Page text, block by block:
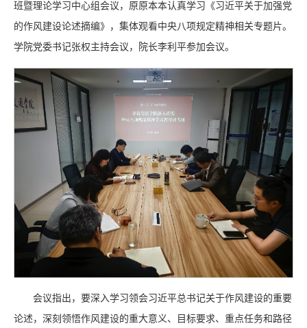
班暨理论学习中心组会议，原原本本认真学习《习近平关于加强党
的作风建设论述摘编》，集体观看中央八项规定精神相关专题片。
学院党委书记张权主持会议，院长李利平参加会议。
会议指出，要深入学习领会习近平总书记关于作风建设的重要
论述，深刻领悟作风建设的重大意义、目标要求、重点任务和路径